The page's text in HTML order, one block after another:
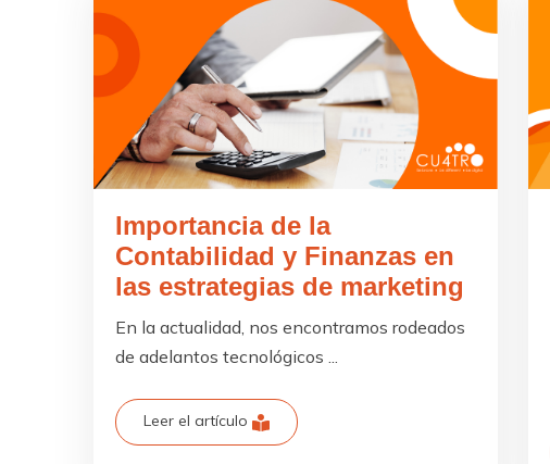
Importancia de la
Contabilidad y Finanzas en
las estrategias de marketing
En la actualidad, nos encontramos rodeados
de adelantos tecnológicos ...
Leer el artículo